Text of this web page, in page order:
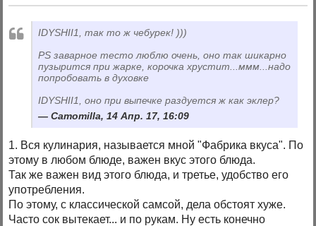
IDYSHII1, так то ж чебурек! )))
PS заварное тесто люблю очень, оно так шикарно
пузырится при жарке, корочка хрустит...ммм...надо
попробовать в духовке
IDYSHII1, оно при выпечке раздуется ж как эклер?
Camomilla, 14 Апр. 17, 16:09
1. Вся кулинария, называется мной "Фабрика вкуса". По
этому в любом блюде, важен вкус этого блюда.
Так же важен вид этого блюда, и третье, удобство его
употребления.
По этому, с классической самсой, дела обстоят хуже.
Часто сок вытекает... и по рукам. Ну есть конечно